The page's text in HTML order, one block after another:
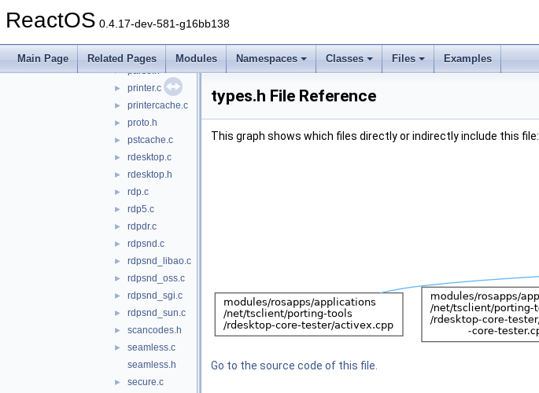
ReactOS 0.4.17-dev-581-g16bb138
Main Page Related Pages Modules Namespaces Classes Files Examples
► orders.c
► parallel.c
► parse.h
► printer.c
► printercache.c
► proto.h
► pstcache.c
► rdesktop.c
► rdesktop.h
► rdp.c
► rdp5.c
► rdpdr.c
► rdpsnd.c
► rdpsnd_libao.c
► rdpsnd_oss.c
► rdpsnd_sgi.c
► rdpsnd_sun.c
► scancodes.h
►
seamless.c
seamless.h
► secure.c
types.h File Reference
This graph shows which files directly or indirectly include this file:
Go to the source code of this file.